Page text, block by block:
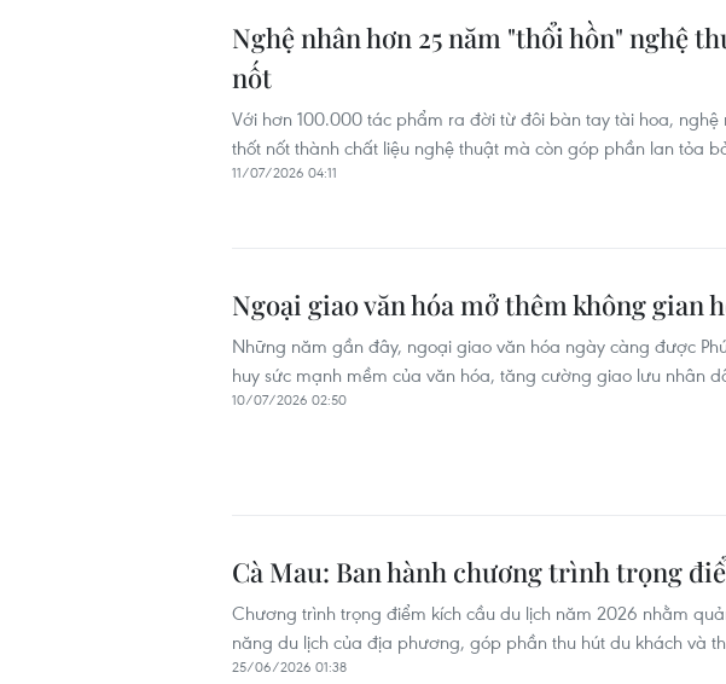
Nghệ nhân hơn 25 năm "thổi hồn" nghệ
nốt
Với hơn 100.000 tác phẩm ra đời từ đôi bàn tay tài hoa, nghệ
thốt nốt thành chất liệu nghệ thuật mà còn góp phần lan tỏa
11/07/2026 04:11
Ngoại giao văn hóa mở thêm không gian
Những năm gần đây, ngoại giao văn hóa ngày càng được
huy sức mạnh mềm của văn hóa, tăng cường giao lưu nhân
10/07/2026 02:50
Cà Mau: Ban hành chương trình trọng
Chương trình trọng điểm kích cầu du lịch năm 2026 nhằm
năng du lịch của địa phương, góp phần thu hút du khách và
25/06/2026 01:38